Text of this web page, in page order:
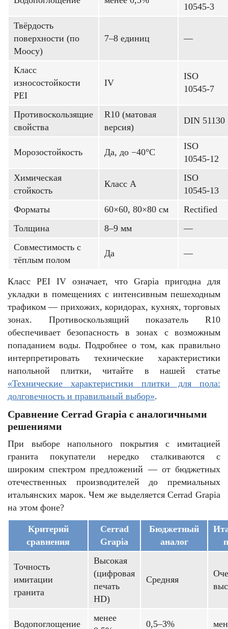
10545-3
Твёрдость
поверхности (по
Моосу)
7–8 единиц —
Класс
износостойкости
PEI
IV
ISO
10545-7
Противоскользящие
свойства
R10 (матовая
версия)
DIN 51130
Морозостойкость Да, до −40°C
ISO
10545-12
Химическая
стойкость
Класс A
ISO
10545-13
Форматы
60×60, 80×80 см
Rectified
Толщина
8–9 мм
—
Совместимость с
тёплым полом
Да —
Класс PEI IV означает, что Grapia пригодна для
укладки в помещениях с интенсивным пешеходным
трафиком — прихожих, коридорах, кухнях, торговых
зонах. Противоскользящий показатель R10
обеспечивает безопасность в зонах с возможным
попаданием воды. Подробнее о том, как правильно
интерпретировать технические характеристики
напольной плитки, читайте в нашей статье
«Технические характеристики плитки для пола:
долговечность и правильный выбор».
Сравнение Cerrad Grapia с аналогичными
решениями
При выборе напольного покрытия с имитацией
гранита покупатели нередко сталкиваются с
широким спектром предложений — от бюджетных
отечественных производителей до премиальных
итальянских марок. Чем же выделяется Cerrad Grapia
на этом фоне?
Критерий
сравнения
Cerrad
Grapia
Бюджетный
аналог
Точность
имитации
гранита
Высокая
(цифровая
печать
HD)
Средняя
Водопоглощение
менее
0,5–3%